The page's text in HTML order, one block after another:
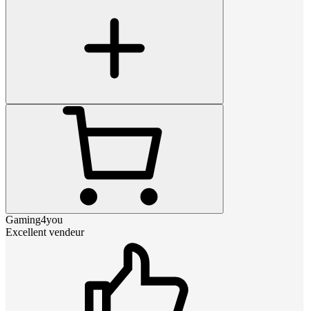
Gaming4you
Excellent vendeur